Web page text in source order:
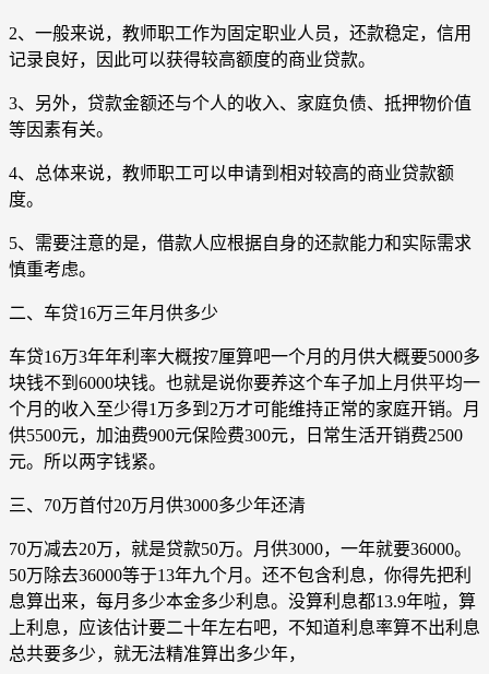
2、一般来说，教师职工作为固定职业人员，还款稳定，信用
记录良好，因此可以获得较高额度的商业贷款。
3、另外，贷款金额还与个人的收入、家庭负债、抵押物价值
等因素有关。
4、总体来说，教师职工可以申请到相对较高的商业贷款额
度。
5、需要注意的是，借款人应根据自身的还款能力和实际需求
慎重考虑。
二、车贷16万三年月供多少
车贷16万3年年利率大概按7厘算吧一个月的月供大概要5000多
块钱不到6000块钱。也就是说你要养这个车子加上月供平均一
个月的收入至少得1万多到2万才可能维持正常的家庭开销。月
供5500元，加油费900元保险费300元，日常生活开销费2500
元。所以两字钱紧。
三、70万首付20万月供3000多少年还清
70万减去20万，就是贷款50万。月供3000，一年就要36000。
50万除去36000等于13年九个月。还不包含利息，你得先把利
息算出来，每月多少本金多少利息。没算利息都13.9年啦，算
上利息，应该估计要二十年左右吧，不知道利息率算不出利息
总共要多少，就无法精准算出多少年，